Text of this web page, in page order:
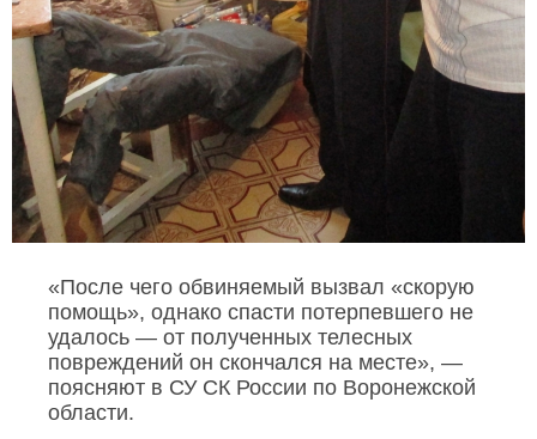
«После чего обвиняемый вызвал «скорую
помощь», однако спасти потерпевшего не
удалось — от полученных телесных
повреждений он скончался на месте», —
поясняют в СУ СК России по Воронежской
области.